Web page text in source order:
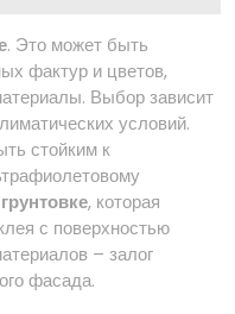
. Это может быть
фактур и цветов,
Выбор зависит
условий.
стойким к
грунтовке, которая
с поверхностью
– залог
фасада.